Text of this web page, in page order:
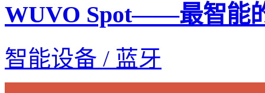
WUVO Spot——最智能
智能设备 / 蓝牙